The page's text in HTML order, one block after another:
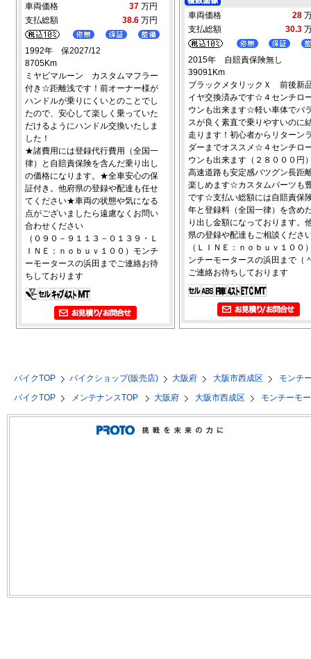
車両価格 37 万円
支払総額
38.6 万円
1992年 保2027/12
8705Km
ミヤビマルーン カスタムマフラー
付き☆距離浅です！前オーナー様が
ハンドルが乗りにくいとのことでし
たので、安心して楽しく乗っていた
だけるようにハンドル交換いたしま
した！
★諸費用には登録代行費用（全国一
律）と自賠責保険を含んだ乗り出し
の価格になります。★全車安心の保
証付き。他府県の登録や配達も任せ
てください★車両の状態や気になる
点がございましたら遠慮なくお問い
合わせください
（０９０－９１１３－０１３９・Ｌ
ＩＮＥ：ｎｏｂｕｖ１００）モンチ
ーモータースの浜田までご連絡お待
ちしております
車両価格 28
支払総額
30.3
2015年 自賠責保険無し
39091Km
ブラックメタリックＸ 前後新
イヤ交換済みです☆４センチロ
ウンも出来ます☆軽い車体でバ
スが良く素直で乗りやすいのに
走ります！初心者からリターン
ダーまでオススメ☆４センチロ
ウンも出来ます（２８０００円
高速道路も安定感バツグン長距
楽しめます☆カスタムパーツも
です☆支払い総額には自賠責保
年と登録料（全国一律）を含め
り出し金額になっております。
県の登録や配達もご相談くださ
（ＬＩＮＥ：ｎｏｂｕｖ１００
ンチーモータースの浜田まで（
ご連絡お待ちしております
バイクTOP バイクショップ(販売店) 大阪府 大阪市西成区
モンチ
バイクTOP
メンテナンスTOP 大阪府 大阪市西成区 モンチーモ